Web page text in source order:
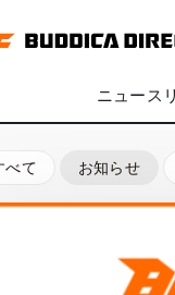
ニュース
べて お知らせ